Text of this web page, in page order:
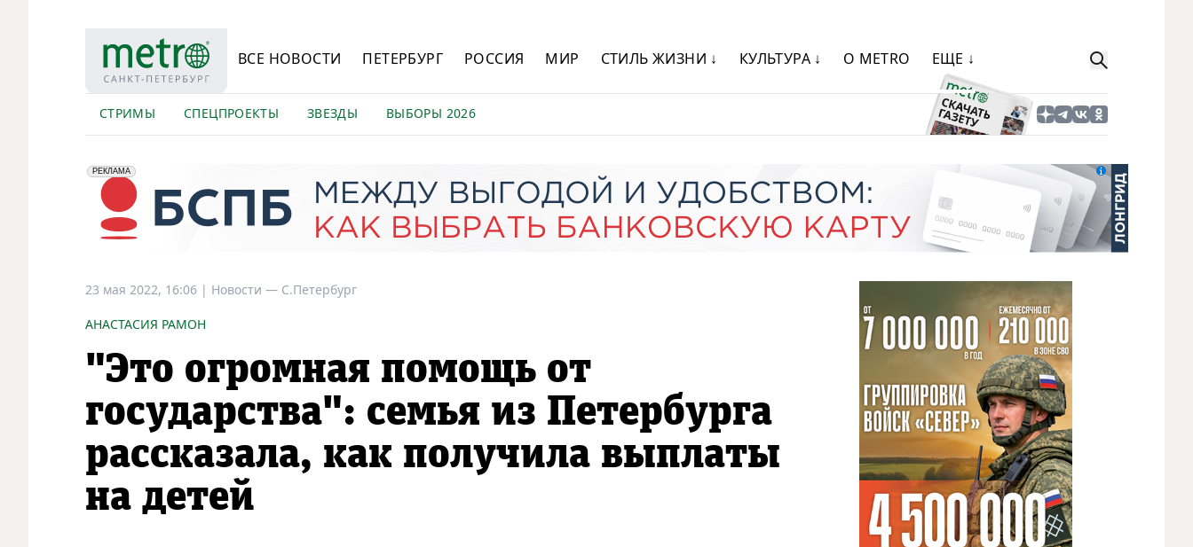
ВСЕ НОВОСТИ ПЕТЕРБУРГ РОССИЯ МИР СТИЛЬ ЖИЗНИ ↓ КУЛЬТУРА ↓ О METRO ЕЩЕ ↓
СТРИМЫ СПЕЦПРОЕКТЫ ЗВЕЗДЫ ВЫБОРЫ 2026
erid: 2VfnxyFybV5
РЕКЛАМА
ПАО "Банк "Санкт-Петербург", ИНН: 7831000027
23 мая 2022, 16:06 | Новости — С.Петербург
АНАСТАСИЯ РАМОН
"Это огромная помощь от
государства": семья из Петербурга
рассказала, как получила выплаты
на детей